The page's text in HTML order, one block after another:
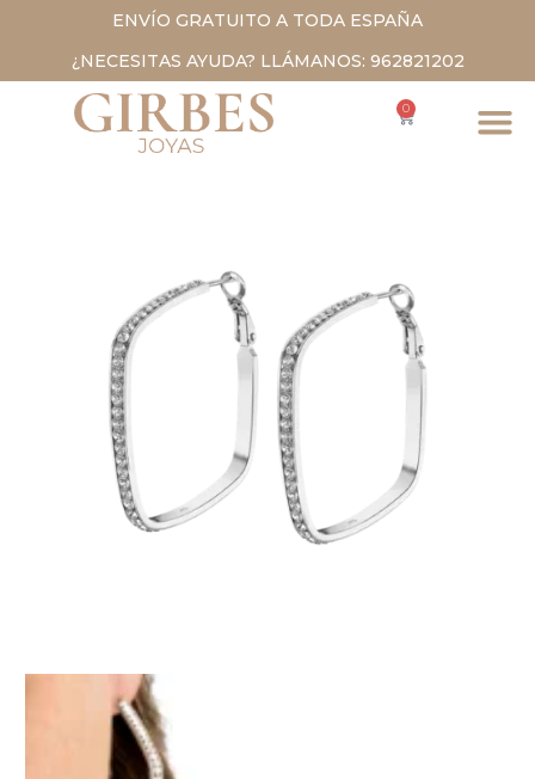
ENVÍO GRATUITO A TODA ESPAÑA
¿NECESITAS AYUDA? LLÁMANOS: 962821202
0